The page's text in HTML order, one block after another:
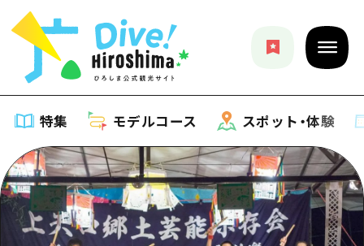
特集 モデルコース スポット・体験
特集
特集一覧
モデルコース